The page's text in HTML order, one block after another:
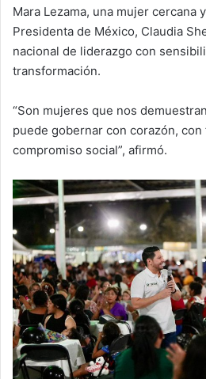
Mara Lezama, una mujer cercana
Presidenta de México, Claudia
nacional de liderazgo con
transformación.
“Son mujeres que nos
puede gobernar con corazón, con
compromiso social”, afirmó.